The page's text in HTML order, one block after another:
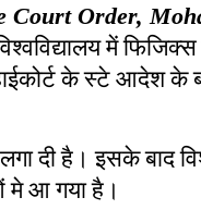
Court Order,
में
के स्टे आदेश के
दी है। इसके बाद
मे आ गया है।